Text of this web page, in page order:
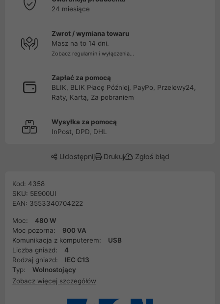
24 miesiące
Zwrot / wymiana towaru
Masz na to 14 dni.
Zobacz regulamin i wyłączenia...
Zapłać za pomocą
BLIK, BLIK Płacę Później, PayPo, Przelewy24,
Raty, Kartą, Za pobraniem
Wysyłka za pomocą
InPost, DPD, DHL
Udostępnij Drukuj Zgłoś błąd
Kod: 4358
SKU: 5E900UI
EAN: 3553340704222
Moc:
480 W
Moc pozorna:
900 VA
Komunikacja z komputerem:
USB
Liczba gniazd:
4
Rodzaj gniazd:
IEC C13
Typ:
Wolnostojący
Zobacz więcej szczegółów